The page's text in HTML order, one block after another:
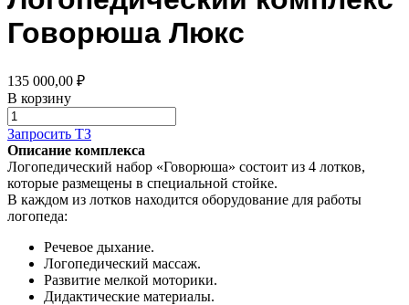
Говорюша Люкс
135 000,00 ₽
В корзину
Запросить ТЗ
Описание комплекса
Логопедический набор «Говорюша» состоит из 4 лотков,
которые размещены в специальной стойке.
В каждом из лотков находится оборудование для работы
логопеда:
Речевое дыхание.
Логопедический массаж.
Развитие мелкой моторики.
Дидактические материалы.